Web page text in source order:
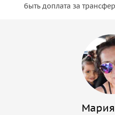
быть доплата за
Мария